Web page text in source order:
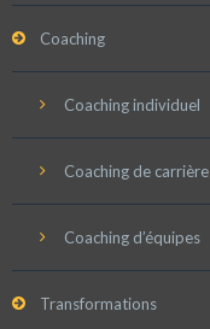
Coaching
Coaching individuel
Coaching de carrière
Coaching d’équipes
Transformations